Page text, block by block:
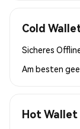
Cold
Sicheres
Am besten
Hot